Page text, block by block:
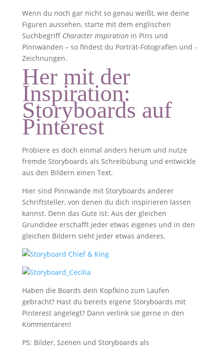
Wenn du noch gar nicht so genau weißt, wie deine
Figuren aussehen, starte mit dem englischen
Suchbegriff Character Inspirationin Pins und
Pinnwänden – so findest du Porträt-Fotografien und -
Zeichnungen.
Her mit der
Inspiration:
Storyboards auf
Pinterest
Probiere es doch einmal anders herum und nutze
fremde Storyboards als Schreibübung und entwickle
aus den Bildern einen Text.
Hier sind Pinnwände mit Storyboards anderer
Schriftsteller, von denen du dich inspirieren lassen
kannst. Denn das Gute ist: Aus der gleichen
Grundidee erschafft jeder etwas eigenes und in den
gleichen Bildern sieht jeder etwas anderes.
Haben die Boards dein Kopfkino zum Laufen
gebracht? Hast du bereits eigene Storyboards mit
Pinterest angelegt? Dann verlink sie gerne in den
Kommentaren!
PS: Bilder, Szenen und Storyboards als